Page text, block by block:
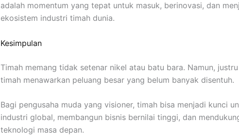
adalah momentum yang tepat untuk masuk, berinovasi, dan
ekosistem industri timah dunia.
Kesimpulan
Timah memang tidak setenar nikel atau batu bara. Namun, justru
timah menawarkan peluang besar yang belum banyak disentuh.
Bagi pengusaha muda yang visioner, timah bisa menjadi kunci
industri global, membangun bisnis bernilai tinggi, dan
teknologi masa depan.